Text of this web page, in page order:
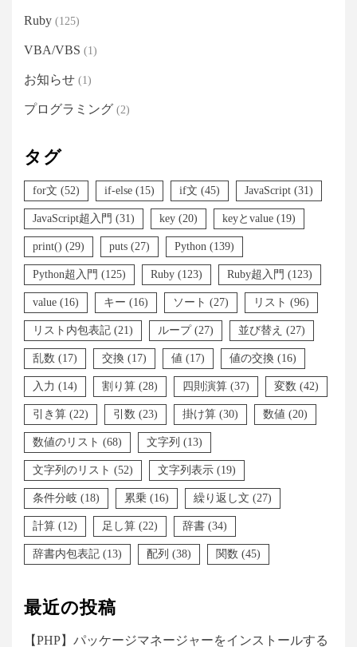
Ruby (125)
VBA/VBS (1)
お知らせ (1)
プログラミング (2)
タグ
for文 (52) if-else (15) if文 (45) JavaScript (31)
JavaScript超入門 (31) key (20) keyとvalue (19)
print() (29) puts (27) Python (139)
Python超入門 (125) Ruby (123) Ruby超入門 (123)
value (16) キー (16) ソート (27) リスト (96)
リスト内包表記 (21) ループ (27) 並び替え (27)
乱数 (17) 交換 (17) 値 (17) 値の交換 (16)
入力 (14) 割り算 (28) 四則演算 (37) 変数 (42)
引き算 (22) 引数 (23) 掛け算 (30) 数値 (20)
数値のリスト (68) 文字列 (13)
文字列のリスト (52) 文字列表示 (19)
条件分岐 (18) 累乗 (16) 繰り返し文 (27)
計算 (12) 足し算 (22) 辞書 (34)
辞書内包表記 (13) 配列 (38) 関数 (45)
最近の投稿
【PHP】パッケージマネージャーをインストールする